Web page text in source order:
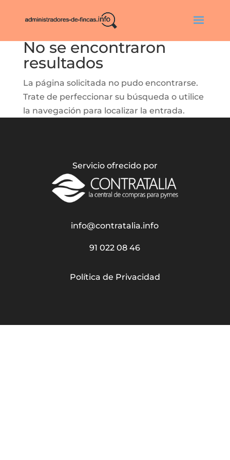
No se encontraron
resultados
La página solicitada no pudo encontrarse.
Trate de perfeccionar su búsqueda o utilice
la navegación para localizar la entrada.
Servicio ofrecido por
info@contratalia.info
91 022 08 46
Política de Privacidad